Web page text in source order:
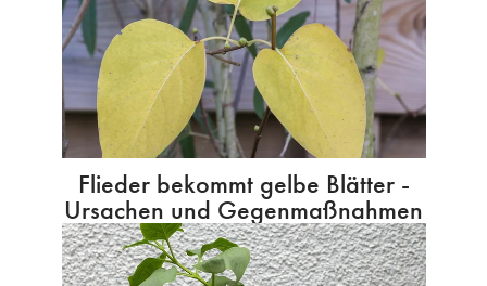
Flieder bekommt gelbe Blätter -
Ursachen und Gegenmaßnahmen